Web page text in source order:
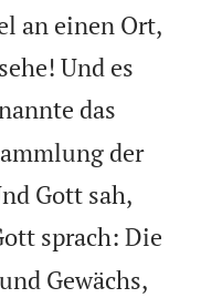
an einen Ort,
Und es
das
der
Gott sah,
sprach: Die
Gewächs,